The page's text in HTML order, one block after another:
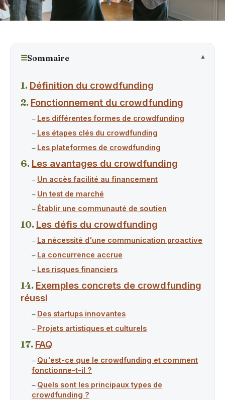
☰Sommaire
Définition du crowdfunding
Fonctionnement du crowdfunding
Les différentes formes de crowdfunding
Les étapes clés du crowdfunding
Les plateformes de crowdfunding
Les avantages du crowdfunding
Un accès facilité au financement
Un test de marché
Établir une communauté de soutien
Les défis du crowdfunding
La nécessité d'une communication proactive
La concurrence accrue
Les risques financiers
Exemples concrets de crowdfunding
réussi
Des startups innovantes
Projets artistiques et culturels
FAQ
Qu'est-ce que le crowdfunding et comment
fonctionne-t-il ?
Quels sont les principaux types de
crowdfunding ?